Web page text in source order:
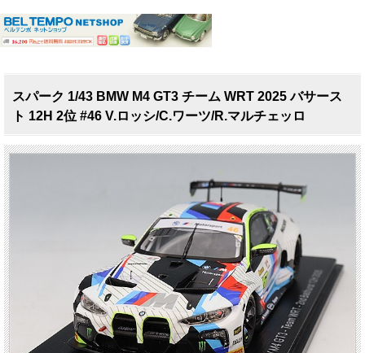
スパーク 1/43 BMW M4 GT3 チーム WRT 2025 バサース
ト 12H 2位 #46 V.ロッシ/C.ワーツ/R.マルチェッロ